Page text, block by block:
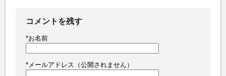
コメントを残す
*お名前
* メールアドレス（公開されません）